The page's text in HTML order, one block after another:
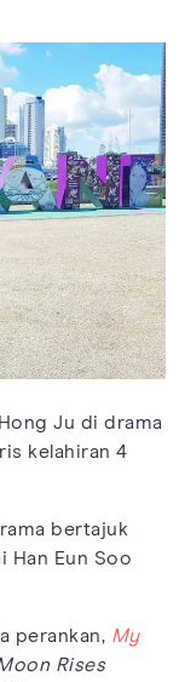
Ju di drama
kelahiran 4
bertajuk
Han Eun Soo
perankan, My
Rises